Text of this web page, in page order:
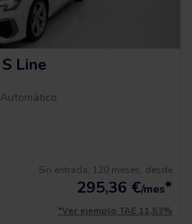
Line
Automático
Sin entrada, 120 meses, desde
295,36 €/mes*
*Ver ejemplo TAE 11,53%